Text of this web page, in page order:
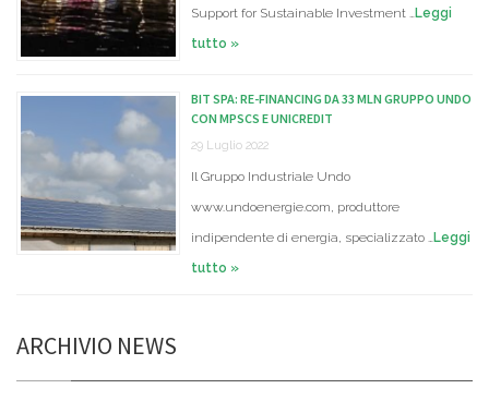
Support for Sustainable Investment …Leggi
tutto »
BIT SPA: RE-FINANCING DA 33 MLN GRUPPO UNDO
CON MPSCS E UNICREDIT
29 Luglio 2022
Il Gruppo Industriale Undo
www.undoenergie.com, produttore
indipendente di energia, specializzato …Leggi
tutto »
ARCHIVIO NEWS